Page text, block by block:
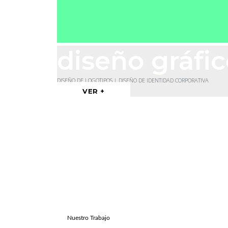
DISEÑO DE LOGOTIPOS | DISEÑO DE IDENTIDAD CORPORATIVA
VER +
Nuestro Trabajo